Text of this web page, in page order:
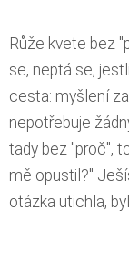
Růže kvete bez
se, neptá se,
cesta: myšlení
nepotřebuje
tady bez "proč",
mě opustil?"
otázka utichla,